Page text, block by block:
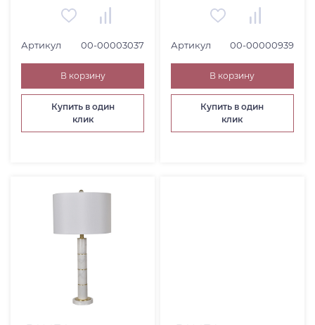
Артикул 00-00003037
В корзину
Купить в один
клик
Артикул 00-00000939
В корзину
Купить в один
клик